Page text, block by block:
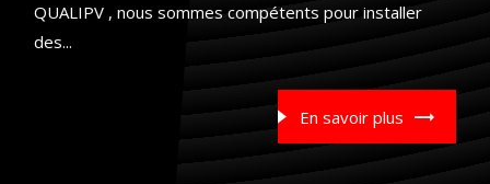
QUALIPV , nous sommes compétents pour installer
des...
En savoir plus